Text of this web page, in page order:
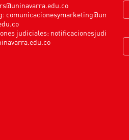
comunicacionesymarketing@un
judiciales: notificacionesjudi